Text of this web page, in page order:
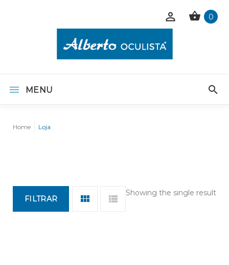
0
MENU
Home Loja
Showing the single result
FILTRAR